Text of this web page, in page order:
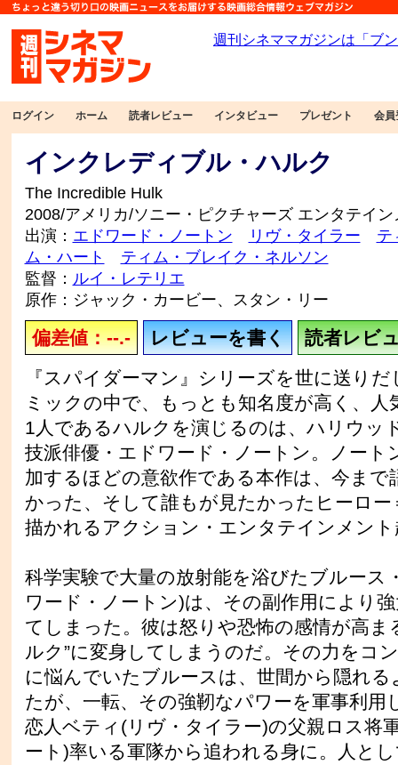
ログイン ホーム 読者レビュー インタビュー プレゼント 会員
インクレディブル・ハルク
The Incredible Hulk
2008/アメリカ/ソニー・ピクチャーズ エンタテイン
出演： エドワード・ノートン リヴ・タイラー
テ
ム・ハート
ティム・ブレイク・ネルソン
監督： ルイ・レテリエ
原作：ジャック・カービー、スタン・リー
偏差値：--.- レビューを書く
読者レビ
『スパイダーマン』シリーズを世に送り
ミックの中で、もっとも知名度が高く、人
1人であるハルクを演じるのは、ハリウッ
技派俳優・エドワード・ノートン。ノート
加するほどの意欲作である本作は、今まで
かった、そして誰もが見たかったヒーロ
描かれるアクション・エンタテインメント
科学実験で大量の放射能を浴びたブルース
ワード・ノートン)は、その副作用により
てしまった。彼は怒りや恐怖の感情が高ま
ルク”に変身してしまうのだ。その力をコ
に悩んでいたブルースは、世間から隠れ
たが、一転、その強靭なパワーを軍事利用
恋人ベティ(リヴ・タイラー)の父親ロス将
ート)率いる軍隊から追われる身に。人と